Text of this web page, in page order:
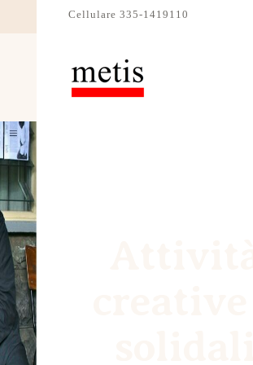
Cellulare 335-1419110